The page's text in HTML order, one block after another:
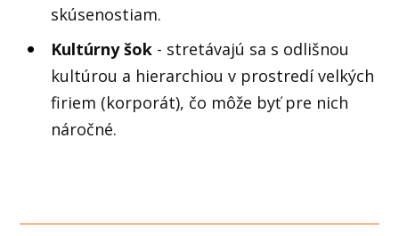
skúsenostiam.
Kultúrny šok - stretávajú sa s odlišnou
kultúrou a hierarchiou v prostredí velkých
firiem (korporát), čo môže byť pre nich
náročné.